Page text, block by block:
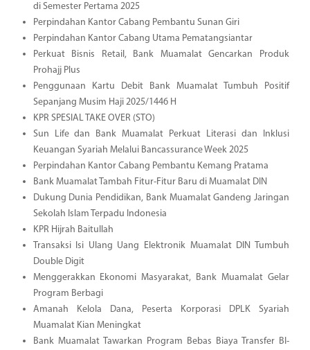
di Semester Pertama 2025
Perpindahan Kantor Cabang Pembantu Sunan Giri
Perpindahan Kantor Cabang Utama Pematangsiantar
Perkuat Bisnis Retail, Bank Muamalat Gencarkan Produk
Prohajj Plus
Penggunaan Kartu Debit Bank Muamalat Tumbuh Positif
Sepanjang Musim Haji 2025/1446 H
KPR SPESIAL TAKE OVER (STO)
Sun Life dan Bank Muamalat Perkuat Literasi dan Inklusi
Keuangan Syariah Melalui Bancassurance Week 2025
Perpindahan Kantor Cabang Pembantu Kemang Pratama
Bank Muamalat Tambah Fitur-Fitur Baru di Muamalat DIN
Dukung Dunia Pendidikan, Bank Muamalat Gandeng Jaringan
Sekolah Islam Terpadu Indonesia
KPR Hijrah Baitullah
Transaksi Isi Ulang Uang Elektronik Muamalat DIN Tumbuh
Double Digit
Menggerakkan Ekonomi Masyarakat, Bank Muamalat Gelar
Program Berbagi
Amanah Kelola Dana, Peserta Korporasi DPLK Syariah
Muamalat Kian Meningkat
Bank Muamalat Tawarkan Program Bebas Biaya Transfer BI-